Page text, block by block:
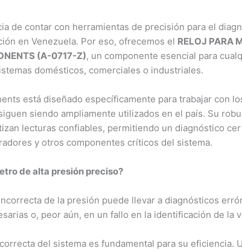
de contar con herramientas de precisión para el
en Venezuela. Por eso, ofrecemos el RELOJ PARA
(A-0717-Z), un componente esencial para
domésticos, comerciales o industriales.
está diseñado específicamente para trabajar con
siendo ampliamente utilizados en el país. Su
lecturas confiables, permitiendo un diagnóstico
y otros componentes críticos del sistema.
de alta presión preciso?
de la presión puede llevar a diagnósticos
o, peor aún, en un fallo en la identificación de la
del sistema es fundamental para su eficiencia.